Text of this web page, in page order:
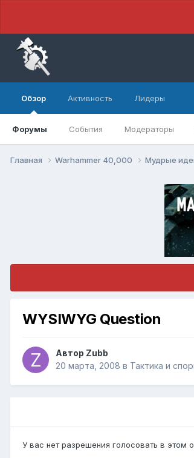
Обзор
Форумы События Модераторы
Активность Лидеры
Главная Warhammer 40,000 Мудрые
WYSIWYG Question
Автор Zubb
20 марта, 2008 в Тактика и
У вас нет разрешения голосовать в этом